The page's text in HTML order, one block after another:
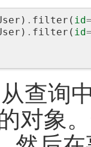
) . filter ( id
) . filter ( id
查询
对象